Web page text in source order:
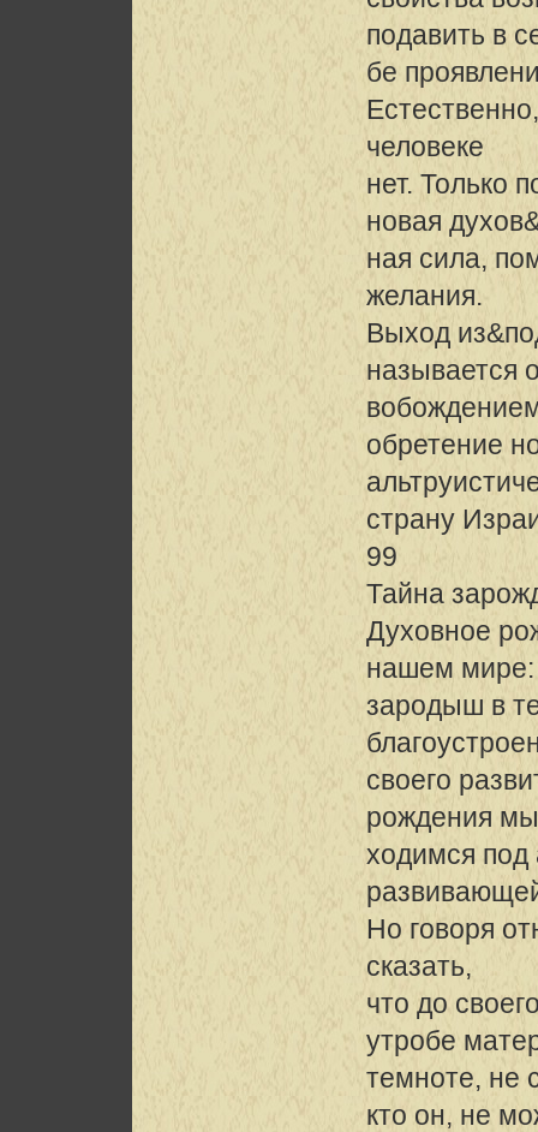
подавить в
бе
человеке
нет. Только
новая
ная сила,
желания.
Выход
называется
обретение
страну
99
Тайна
Духовное
нашем мире:
зародыш в
своего
рождения
ходимся под
Но говоря
сказать,
что до
утробе
темноте, не
кто он, не